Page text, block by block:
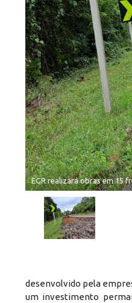
EGR realizará obras em 15
desenvolvido pela
um investimento